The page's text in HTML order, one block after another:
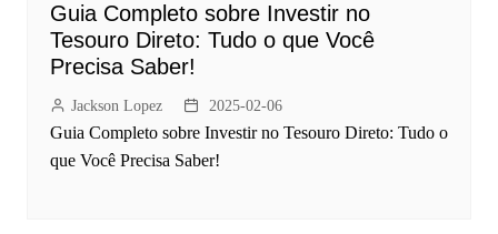
Guia Completo sobre Investir no
Tesouro Direto: Tudo o que Você
Precisa Saber!
Jackson Lopez 2025-02-06
Guia Completo sobre Investir no Tesouro Direto: Tudo o
que Você Precisa Saber!